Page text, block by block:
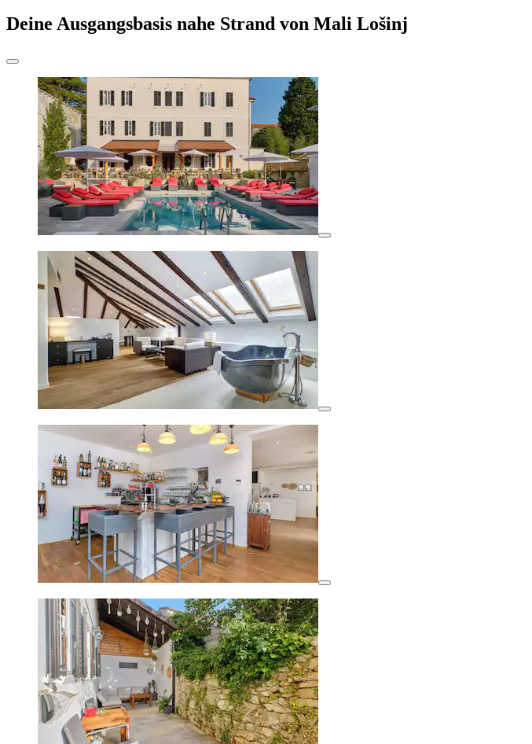
Deine Ausgangsbasis nahe Strand von Mali Lošinj